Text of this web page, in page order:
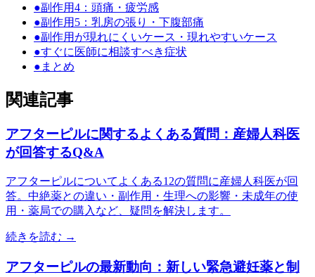
●副作用4：頭痛・疲労感
●副作用5：乳房の張り・下腹部痛
●副作用が現れにくいケース・現れやすいケース
●すぐに医師に相談すべき症状
● まとめ
関連記事
アフターピルに関するよくある質問：産婦人科医
が回答するQ&A
アフターピルについてよくある12の質問に産婦人科医が回
答。中絶薬との違い・副作用・生理への影響・未成年の使
用・薬局での購入など、疑問を解決します。
続きを読む →
アフターピルの最新動向：新しい緊急避妊薬と制